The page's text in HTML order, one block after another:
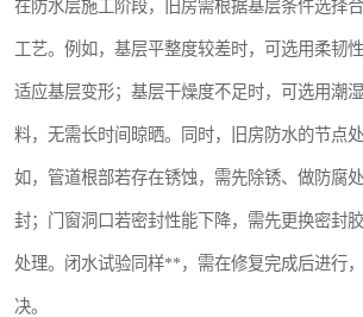
在防水层施工阶段，旧房需根据基层条件选择
工艺。例如，基层平整度较差时，可选用柔韧
适应基层变形；基层干燥度不足时，可选用潮
料，无需长时间晾晒。同时，旧房防水的节点
如，管道根部若存在锈蚀，需先除锈、做防腐
封；门窗洞口若密封性能下降，需先更换密封
处理。闭水试验同样**，需在修复完成后进行
决。